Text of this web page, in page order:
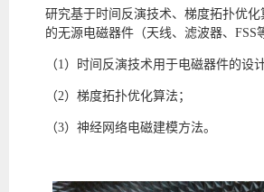
研究基于时间反演技术、梯度拓扑优化
的无源电磁器件（天线、滤波器、FSS
（1）时间反演技术用于电磁器件的设计
（2）梯度拓扑优化算法；
（3）神经网络电磁建模方法。